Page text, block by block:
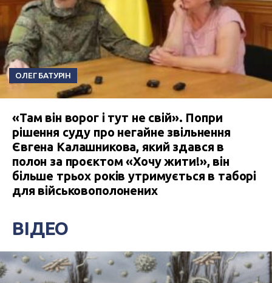
ОЛЕГ БАТУРІН
«Там він ворог і тут не свій». Попри
рішення суду про негайне звільнення
Євгена Калашникова, який здався в
полон за проєктом «Хочу жити!», він
більше трьох років утримується в таборі
для військовополонених
ВІДЕО